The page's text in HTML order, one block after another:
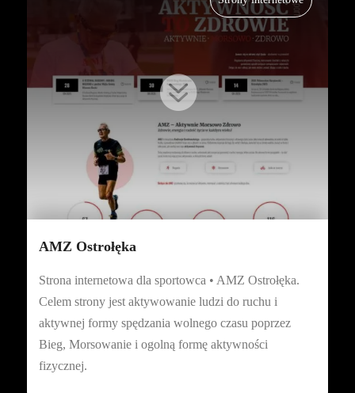

AMZ Ostrołęka
Strona internetowa dla sportowca • AMZ Ostrołęka.
Celem strony jest aktywowanie ludzi do ruchu i
aktywnej formy spędzania wolnego czasu poprzez
Bieg, Morsowanie i ogolną formę aktywności
fizycznej.